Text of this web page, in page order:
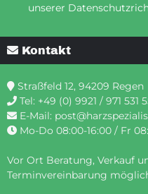
unserer
Kontakt
Straßfeld 12, 94209 Regen
Tel: +49 (0) 9921 / 971 531
E-Mail:
Mo-Do 08:00-16:00 / Fr
Vor Ort Beratung, Verkauf
Terminvereinbarung